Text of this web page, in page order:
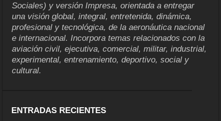
Sociales) y versión Impresa, orientada a entregar
una visión global, integral, entretenida, dinámica,
profesional y tecnológica, de la aeronáutica nacional
e internacional. Incorpora temas relacionados con la
aviación civil, ejecutiva, comercial, militar, industrial,
experimental, entrenamiento, deportivo, social y
cultural.
ENTRADAS RECIENTES